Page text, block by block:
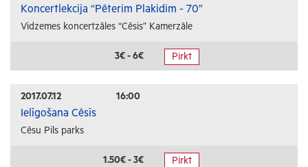
Koncertlekcija “Pēterim Plakidim - 70”
Vidzemes koncertzāles “Cēsis” Kamerzāle
3€ - 6€ Pirkt
2017.07.12 16:00
Ielīgošana Cēsīs
Cēsu Pils parks
1.50€ - 3€ Pirkt